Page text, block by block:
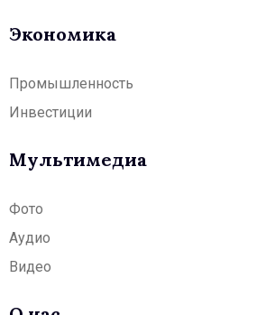
Экономика
Промышленность
Инвестиции
Мультимедиа
Фото
Аудио
Видео